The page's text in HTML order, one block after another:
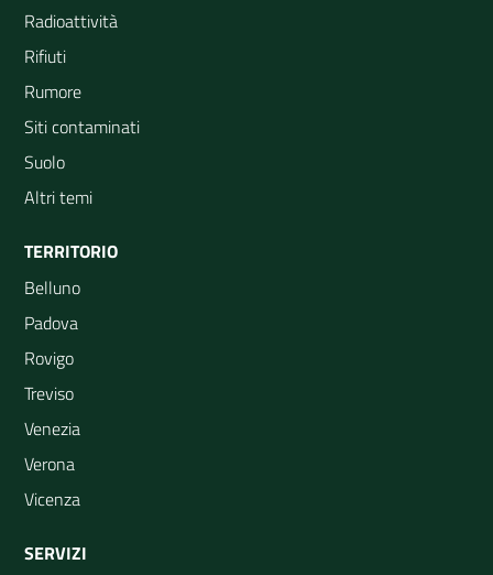
Radioattività
Rifiuti
Rumore
Siti contaminati
Suolo
Altri temi
TERRITORIO
Belluno
Padova
Rovigo
Treviso
Venezia
Verona
Vicenza
SERVIZI